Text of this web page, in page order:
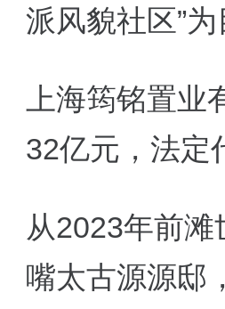
派风貌社区”为
上海筠铭置
32亿元，法定
从2023年前
嘴太古源源邸